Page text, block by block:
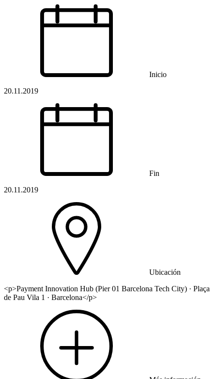
Inicio
20.11.2019
Fin
20.11.2019
Ubicación
<p>Payment Innovation Hub (Pier 01 Barcelona Tech City) · Plaça
de Pau Vila 1 · Barcelona</p>